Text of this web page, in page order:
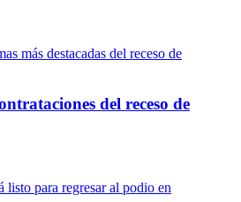
del receso de